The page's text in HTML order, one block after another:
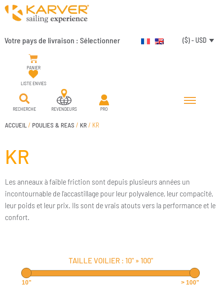
Votre pays de livraison : Sélectionner ($) - USD
PANIER
LISTE ENVIES
RECHERCHE REVENDEURS PRO
ACCUEIL / POULIES & REAS / KR/ KR
KR
Les anneaux à faible friction sont depuis plusieurs années un
incontournable de l’accastillage pour leur polyvalence, leur compacité,
leur poids et leur prix. Ils sont de vrais atouts vers la performance et le
confort.
TAILLE VOILIER : 10"» 100"
10" > 100"